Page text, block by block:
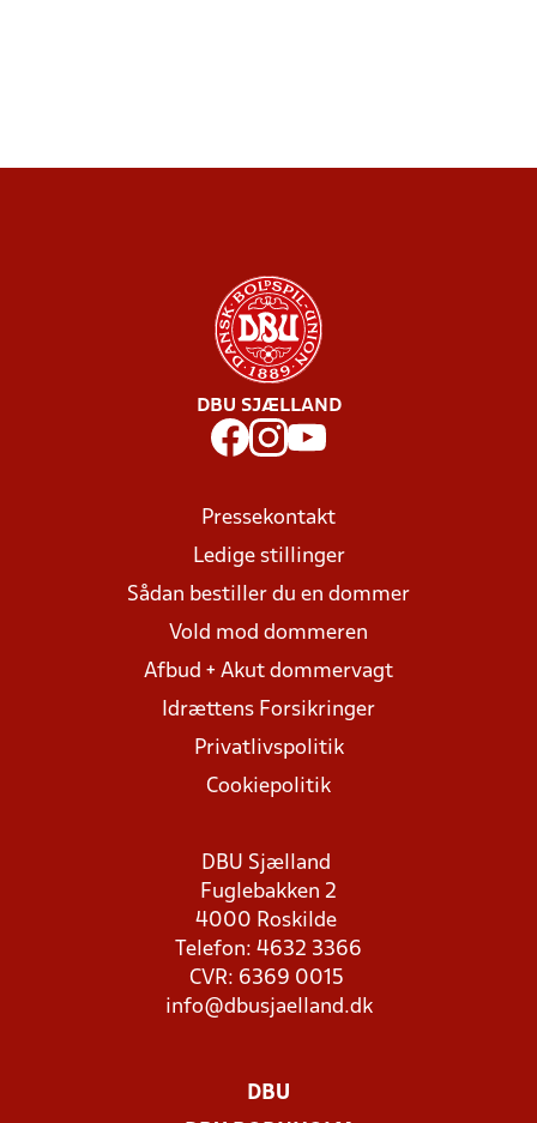
DBU SJÆLLAND
Pressekontakt
Ledige stillinger
Sådan bestiller du en dommer
Vold mod dommeren
Afbud + Akut dommervagt
Idrættens Forsikringer
Privatlivspolitik
Cookiepolitik
DBU Sjælland
Fuglebakken 2
4000 Roskilde
Telefon: 4632 3366
CVR: 6369 0015
info@dbusjaelland.dk
DBU